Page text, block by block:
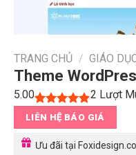
TRANG CHỦ / GIÁO
Theme
5.00
5.00trên 5
dựa trên
1
2 Lượt
LIÊN HỆ BÁO GIÁ
Ưu đãi tại